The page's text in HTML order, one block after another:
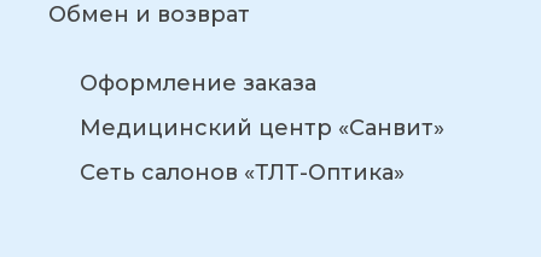
Обмен и возврат
Оформление заказа
Медицинский центр «Санвит»
Сеть салонов «ТЛТ-Оптика»